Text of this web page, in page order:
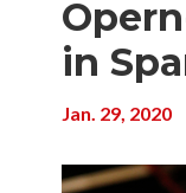
in
Jan. 29, 2020